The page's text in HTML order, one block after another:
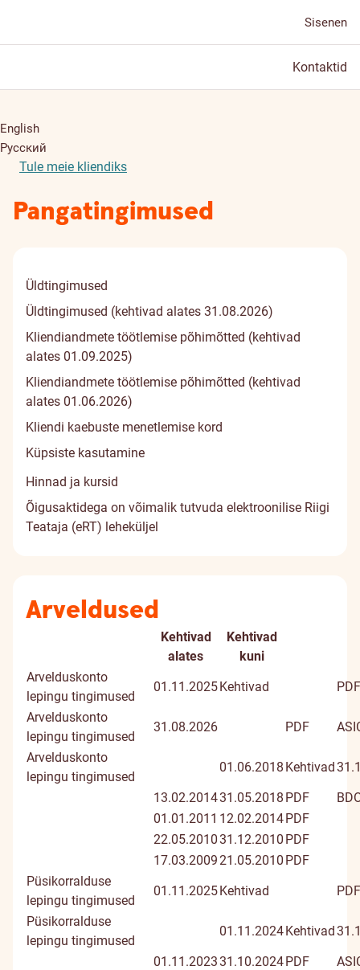
Sisenen
Kontaktid
English
Русский
Tule meie kliendiks
Pangatingimused
Üldtingimused
Üldtingimused (kehtivad alates 31.08.2026)
Kliendiandmete töötlemise põhimõtted (kehtivad
alates 01.09.2025)
Kliendiandmete töötlemise põhimõtted (kehtivad
alates 01.06.2026)
Kliendi kaebuste menetlemise kord
Küpsiste kasutamine
Hinnad ja kursid
Õigusaktidega on võimalik tutvuda elektroonilise Riigi
Teataja (eRT) leheküljel
Arveldused
pealkiri
Kehtivad
alates
Kehtivad
kuni
Arvelduskonto
lepingu tingimused
01.11.2025Kehtivad
PDF
Arvelduskonto
lepingu tingimused
31.08.2026 PDF
Arvelduskonto
lepingu tingimused
01.06.2018 Kehtivad
13.02.201431.05.2018 PDF
01.01.2011 12.02.2014PDF
22.05.201031.12.2010 PDF
17.03.200921.05.2010 PDF
Püsikorralduse
lepingu tingimused
01.11.2025Kehtivad
PDF
Püsikorralduse
lepingu tingimused
01.11.2024Kehtivad
01.11.202331.10.2024PDF